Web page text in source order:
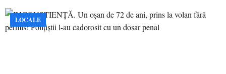
LOCALE